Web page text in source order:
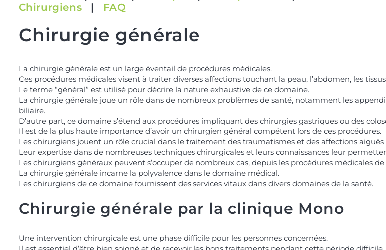
s
a
*
Chirurgiens
| FAQ
Chirurgie générale
La chirurgie générale est un large éventail de procédures médicales.
Ces procédures médicales visent à traiter diverses affections touchant la peau, l’abdomen, les
Le terme “général” est utilisé pour décrire la nature exhaustive de ce domaine.
La chirurgie générale joue un rôle dans de nombreux problèmes de santé, notamment les
biliaire.
D’autre part, ce domaine s’étend aux procédures impliquant des chirurgies gastriques ou des
Il est de la plus haute importance d’avoir un chirurgien général compétent lors de ces procédures.
Les chirurgiens jouent un rôle crucial dans le traitement des traumatismes et des affections
Leur expertise dans de nombreuses techniques chirurgicales et leurs connaissances leur
Les chirurgiens généraux peuvent s’occuper de nombreux cas, depuis les procédures médicales
La chirurgie générale incarne la polyvalence dans le domaine médical.
Les chirurgiens de ce domaine fournissent des services vitaux dans divers domaines de la santé.
Chirurgie générale par la clinique Mono
Une intervention chirurgicale est une phase difficile pour les personnes concernées.